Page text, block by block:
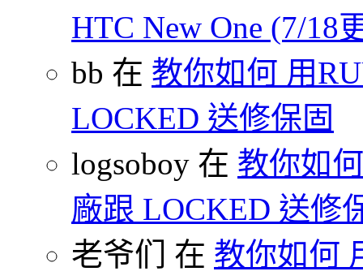
HTC New One (7/18
bb 在 教你如何 用
LOCKED 送修保固
logsoboy 在 教你如
廠跟 LOCKED 送修
老爷们 在 教你如何